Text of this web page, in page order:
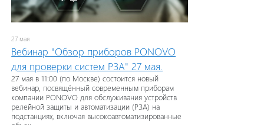
27 мая
Вебинар "Обзор приборов PONOVO
для проверки систем РЗА" 27 мая.
27 мая в 11:00 (по Москве) состоится новый
вебинар, посвящённый современным приборам
компании PONOVO для обслуживания устройств
релейной защиты и автоматизации (РЗА) на
подстанциях, включая высокоавтоматизированные